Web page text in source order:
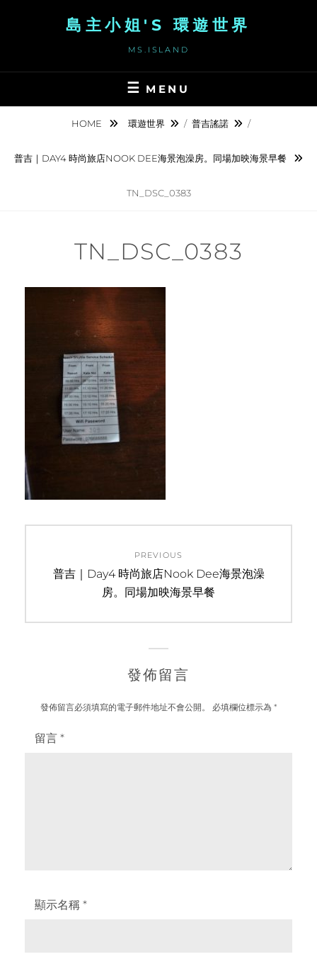
島主小姐'S 環遊世界
MS.ISLAND
MENU
HOME 環遊世界 / 普吉謠諾 /
普吉｜DAY4 時尚旅店NOOK DEE海景泡澡房。同場加映海景早餐
TN_DSC_0383
TN_DSC_0383
覽
PREVIOUS
Previous
普吉｜Day4 時尚旅店Nook Dee海景泡澡
房。同場加映海景早餐
發佈留言
發佈留言必須填寫的電子郵件地址不會公開。 必填欄位標示為 *
留言 *
顯示名稱 *